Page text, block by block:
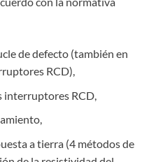
de defecto (también en
RCD),
interruptores RCD,
a tierra (4 métodos de